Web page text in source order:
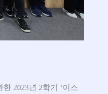
2023년 2학기 ‘이스